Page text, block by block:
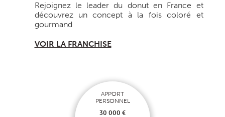
Rejoignez le leader du donut en France et
découvrez un concept à la fois coloré et
gourmand
VOIR LA FRANCHISE
APPORT
PERSONNEL
30 000 €